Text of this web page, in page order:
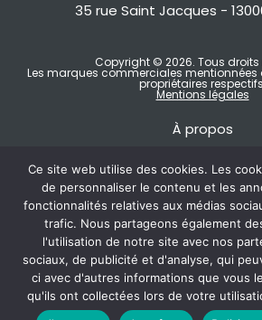
35 rue Saint Jacques -
Copyright © 2026. Tous droits
Les marques commerciales mentionnées
propriétaires
Mentions légales
À propos
Ce site web utilise des cookies. Les
de personnaliser le contenu et les
fonctionnalités relatives aux médias
trafic. Nous partageons également
l'utilisation de notre site avec nos
sociaux, de publicité et d'analyse, qui
ci avec d'autres informations que vous
qu'ils ont collectées lors de votre